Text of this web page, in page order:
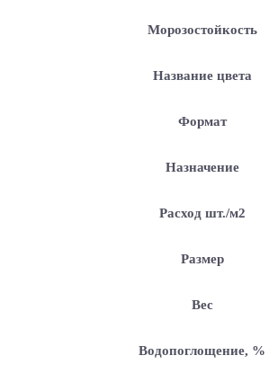
Морозостойкость
Название цвета
Формат
Назначение
Расход шт./м2
Размер
Вес
Водопоглощение, %